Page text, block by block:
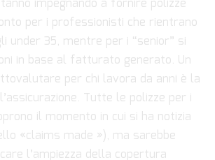
impegnando a fornire polizze
per i professionisti che rientrano
under 35, mentre per i “senior” si
in base al fatturato generato. Un
per chi lavora da anni è la
Tutte le polizze per i
il momento in cui si ha notizia
«claims made »), ma sarebbe
l’ampiezza della copertura